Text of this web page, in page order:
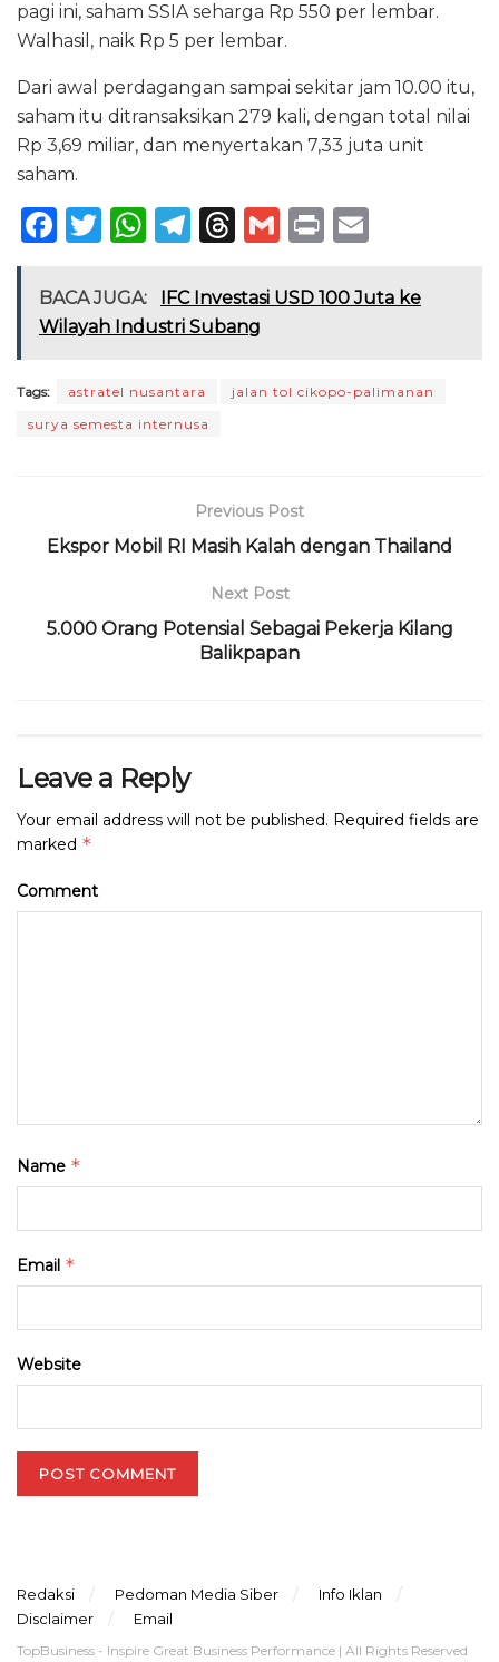
pagi ini, saham SSIA seharga Rp 550 per lembar.
Walhasil, naik Rp 5 per lembar.
Dari awal perdagangan sampai sekitar jam 10.00 itu,
saham itu ditransaksikan 279 kali, dengan total nilai
Rp 3,69 miliar, dan menyertakan 7,33 juta unit
saham.
F
c
e
o
o
T
it
te
W
a
ts
p
p
T
e
g
m
T
re
a
s
G
ai
P
n ai
BACA JUGA:
IFC Investasi USD 100 Juta ke
Wilayah Industri Subang
Tags: astratel nusantara
jalan tol cikopo-palimanan
surya semesta internusa
Previous Post
Ekspor Mobil RI Masih Kalah dengan Thailand
Next Post
5.000 Orang Potensial Sebagai Pekerja Kilang
Balikpapan
Leave a Reply
Your email address will not be published. Required fields are
marked *
Comment
Name *
Email *
Website
Redaksi Pedoman Media Siber
Info Iklan
Disclaimer
Email
TopBusiness - Inspire Great Business Performance | All Rights Reserved